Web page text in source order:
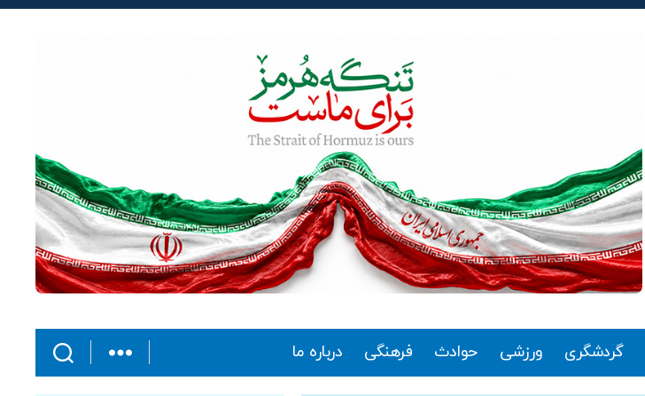
گردشگری ورزشی حوادث فرهنگی درباره ما